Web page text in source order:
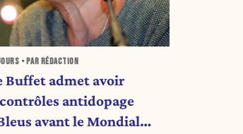
• PAR RÉDACTION
Buffet admet avoir
antidopage
avant le Mondial